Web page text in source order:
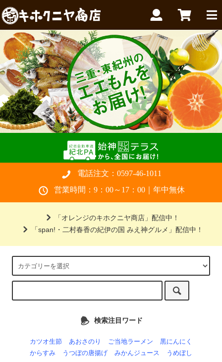
電話注文： 0597-46-1011
営業時間：9：00～17：00｜年中無休
「オレンジのキホクニヤ商店」配信中！
「span!・二村春香の紀伊の国 みえ神グルメ」配信中！
検索注目ワード
カツオ生節 あおさのり ご当地ラーメン
黒にんにく
からすみ
うつぼの唐揚げ みかんジュース うめぼし